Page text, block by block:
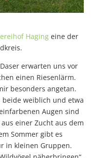
Hagingeine der
erwarten uns vor
einen Riesenlärm.
besonders angetan.
beide weiblich und etwa
Augen sind
einer Zucht aus dem
Sommer gibt es
in kleinen Gruppen.